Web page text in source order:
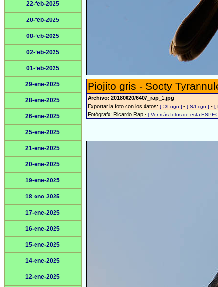
22-feb-2025
20-feb-2025
08-feb-2025
02-feb-2025
01-feb-2025
29-ene-2025
28-ene-2025
26-ene-2025
25-ene-2025
21-ene-2025
20-ene-2025
19-ene-2025
18-ene-2025
17-ene-2025
16-ene-2025
15-ene-2025
14-ene-2025
12-ene-2025
Piojito gris - Sooty
Archivo: 20180620/6407_rap_1.jpg
Exportar la foto con los datos: [ C/Logo ] - [ S/Logo ] - [
Fotógrafo: Ricardo Rap - [ Ver más fotos de esta